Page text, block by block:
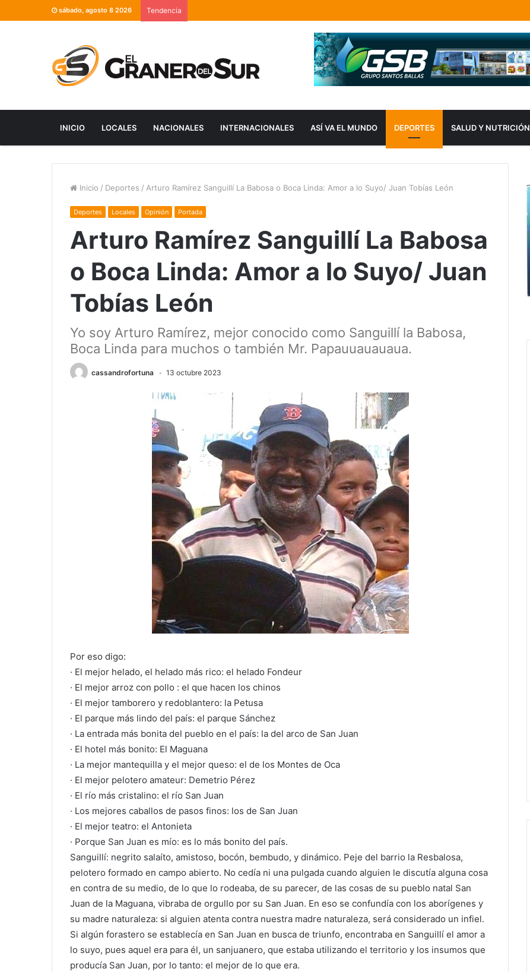
sábado, agosto 8 2026 Tendencia
INICIO LOCALES NACIONALES INTERNACIONALES ASÍ VA EL MUNDO DEPORTES SALUD Y NUTRICIÓN
Inicio / Deportes / Arturo Ramírez Sanguillí La Babosa o Boca Linda: Amor a lo Suyo/ Juan Tobías León
Deportes Locales Opinión Portada
Arturo Ramírez Sanguillí La Babosa
o Boca Linda: Amor a lo Suyo/ Juan
Tobías León
Yo soy Arturo Ramírez, mejor conocido como Sanguillí la Babosa,
Boca Linda para muchos o también Mr. Papauuauauaua.
cassandrofortuna 13 octubre 2023
Por eso digo:
· El mejor helado, el helado más rico: el helado Fondeur
· El mejor arroz con pollo : el que hacen los chinos
· El mejor tamborero y redoblantero: la Petusa
· El parque más lindo del país: el parque Sánchez
· La entrada más bonita del pueblo en el país: la del arco de San Juan
· El hotel más bonito: El Maguana
· La mejor mantequilla y el mejor queso: el de los Montes de Oca
· El mejor pelotero amateur: Demetrio Pérez
· El río más cristalino: el río San Juan
· Los mejores caballos de pasos finos: los de San Juan
· El mejor teatro: el Antonieta
· Porque San Juan es mío: es lo más bonito del país.
Sanguillí: negrito salaíto, amistoso, bocón, bembudo, y dinámico. Peje del barrio la Resbalosa,
pelotero formado en campo abierto. No cedía ni una pulgada cuando alguien le discutía alguna cosa
en contra de su medio, de lo que lo rodeaba, de su parecer, de las cosas de su pueblo natal San
Juan de la Maguana, vibraba de orgullo por su San Juan. En eso se confundía con los aborígenes y
su madre naturaleza: si alguien atenta contra nuestra madre naturaleza, será considerado un infiel.
Si algún forastero se establecía en San Juan en busca de triunfo, encontraba en Sanguillí el amor a
lo suyo, pues aquel era para él, un sanjuanero, que estaba utilizando el territorio y los insumos que
producía San Juan, por lo tanto: el mejor de lo que era.